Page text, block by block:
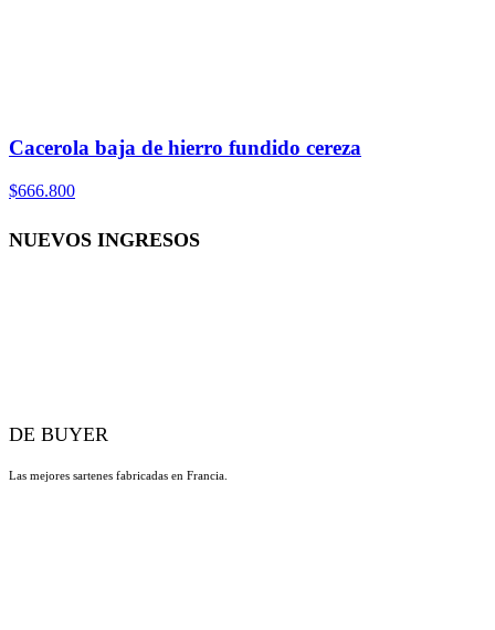
Cacerola baja de hierro fundido cereza
$666.800
NUEVOS INGRESOS
DE BUYER
Las mejores sartenes fabricadas en Francia.